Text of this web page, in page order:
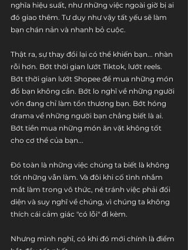
nghĩa hiệu suất, như những việc ngoài giờ bị ai
đó giao thêm. Tư duy như vậy tất yếu sẽ làm
bạn chán nản và nhanh bỏ cuộc.
Thật ra, sự thay đổi lại có thể khiến bạn... nhàn
rỗi hơn. Bớt thời gian lướt Tiktok, lướt reels.
Bớt thời gian lướt Shopee để mua những món
đồ bạn không cần. Bớt lo nghĩ về những người
vốn đang chỉ làm tổn thương bạn. Bớt hóng
drama về những người bạn chẳng biết là ai.
Bớt tiền mua những món ăn vặt không tốt
cho cơ thể của bạn...
Đó toàn là những việc chúng ta biết là không
tốt những vẫn làm. Và đôi khi cố tình nhắm
mắt làm trong vô thức, né tránh việc phải đối
diện và suy nghĩ về chúng, vì chúng ta không
thích cái cảm giác "có lỗi" đi kèm.
Nhưng mình nghĩ, có khi đó mới chính là điểm